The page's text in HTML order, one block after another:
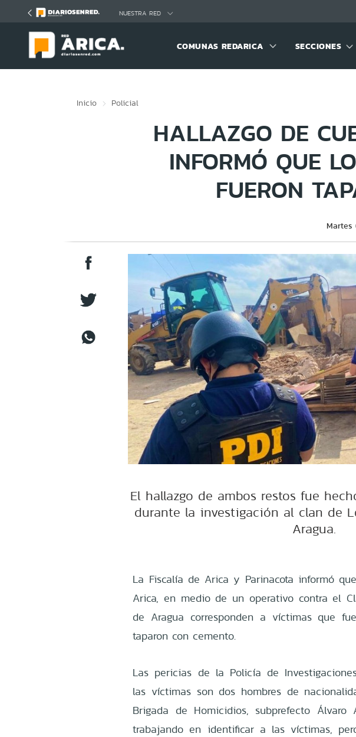
NUESTRA RED
COMUNAS REDARICA SECCIONES
Inicio Policial
HALLAZGO DE
INFORMÓ QUE
FUERON
Martes
El hallazgo de ambos restos fue
durante la investigación al clan de
Aragua.
La Fiscalía de Arica y Parinacota informó
Arica, en medio de un operativo contra el
de Aragua corresponden a víctimas que
taparon con cemento.
Las pericias de la Policía de
las víctimas son dos hombres de
Brigada de Homicidios, subprefecto
trabajando en identificar a las víctimas,